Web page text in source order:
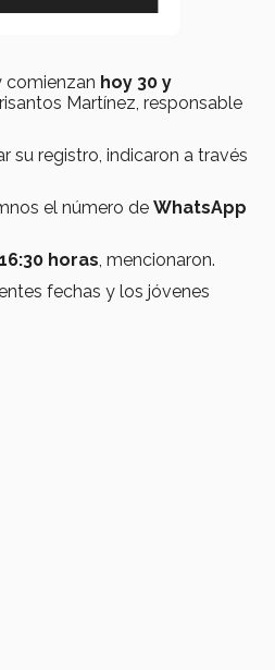
comienzan hoy 30 y
Martínez, responsable
su registro, indicaron a través
el número de WhatsApp
horas , mencionaron.
fechas y los jóvenes